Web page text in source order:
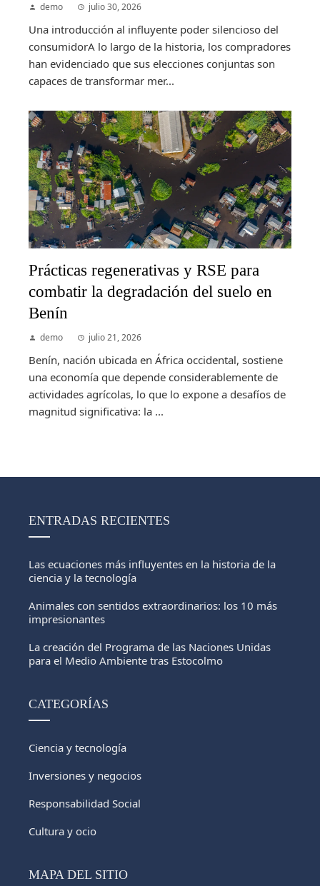
demo julio 30, 2026
Una introducción al influyente poder silencioso del
consumidorA lo largo de la historia, los compradores
han evidenciado que sus elecciones conjuntas son
capaces de transformar mer...
Prácticas regenerativas y RSE para
combatir la degradación del suelo en
Benín
demo julio 21, 2026
Benín, nación ubicada en África occidental, sostiene
una economía que depende considerablemente de
actividades agrícolas, lo que lo expone a desafíos de
magnitud significativa: la ...
ENTRADAS RECIENTES
Las ecuaciones más influyentes en la historia de la
ciencia y la tecnología
Animales con sentidos extraordinarios: los 10 más
impresionantes
La creación del Programa de las Naciones Unidas
para el Medio Ambiente tras Estocolmo
CATEGORÍAS
Ciencia y tecnología
Inversiones y negocios
Responsabilidad Social
Cultura y ocio
MAPA DEL SITIO